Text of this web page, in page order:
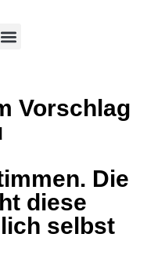
Vorschlag
Die
diese
selbst